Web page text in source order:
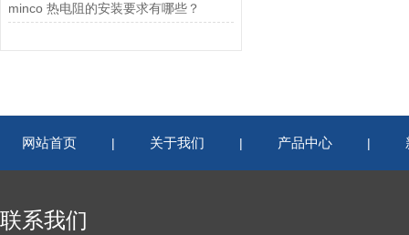
minco 热电阻的安装要求有哪些？
网站首页 | 关于我们 | 产品中心 |
联系我们